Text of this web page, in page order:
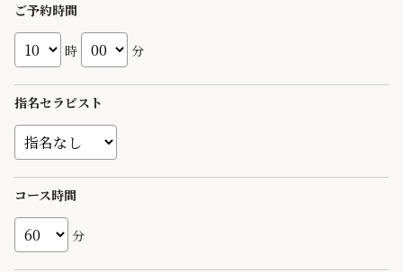
ご予約時間
時 分
指名セラピスト
コース時間
分